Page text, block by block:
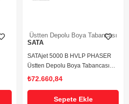
Üstten Depolu Boya Tabancası
SATA
SATAjet 5000 B HVLP PHASER
Üstten Depolu Boya Tabancası
1,3
₺72.660,84
Sepete Ekle